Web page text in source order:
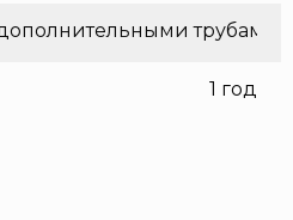
трубами
1 год